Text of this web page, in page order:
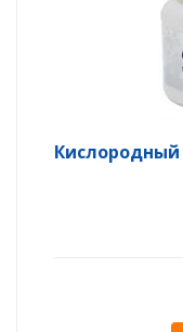
Кислородный